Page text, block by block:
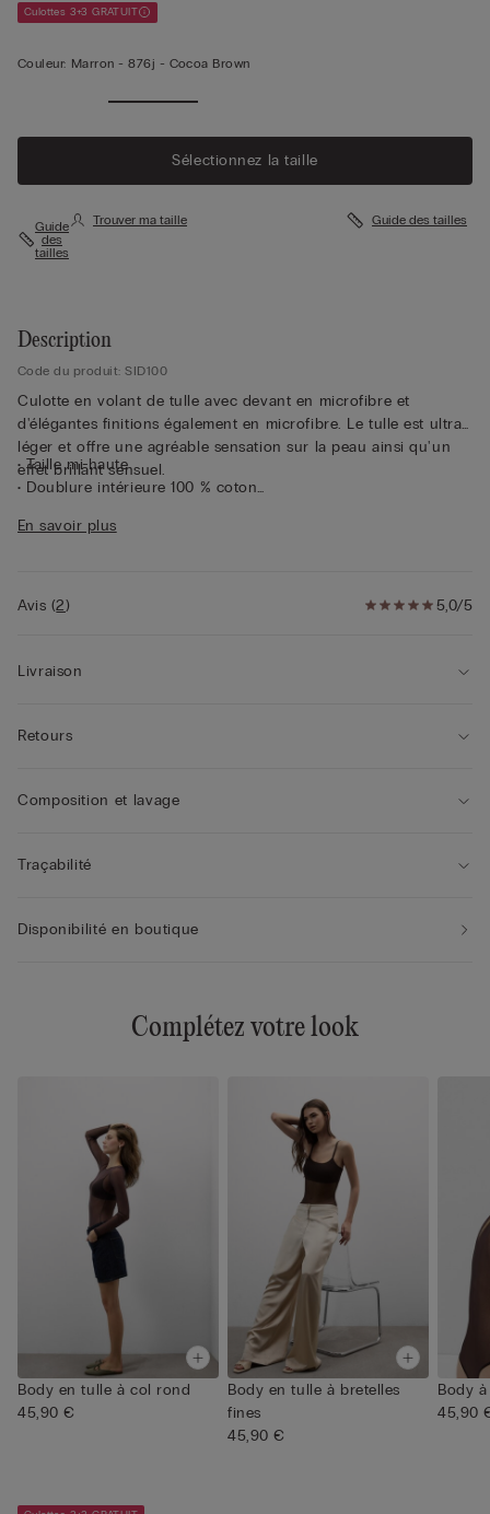
Culottes 3+3 GRATUIT
Couleur: Marron -876j - Cocoa Brown
Sélectionnez la taille
Guide
des
tailles
Trouver ma taille Guide des tailles
Description
Code du produit: SID100
Culotte en volant de tulle avec devant en microfibre et
d'élégantes finitions également en microfibre. Le tulle est ultra-
léger et offre une agréable sensation sur la peau ainsi qu'un
effet brillant sensuel.
• Taille mi-haute
• Doublure intérieure 100 % coton
• Le mannequin mesure 1,75 m et porte une taille S
En savoir plus
5,0/5
Avis (2)
Livraison
Retours
Composition et lavage
Traçabilité
Disponibilité en boutique
Complétez votre look
Body en tulle à col rond
45,90 €
Body en tulle à bretelles
fines
45,90 €
Body
45,90